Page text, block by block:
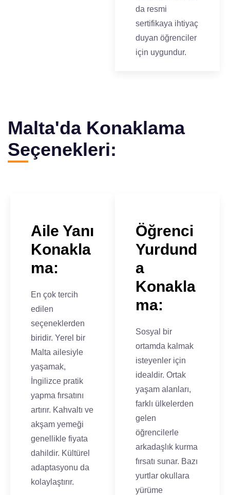
da resmi
sertifikaya ihtiyaç
duyan öğrenciler
için uygundur.
Malta'da Konaklama
Seçenekleri:
Aile Yanı
Konakla
ma:
En çok tercih
edilen
seçeneklerden
biridir. Yerel bir
Malta ailesiyle
yaşamak,
İngilizce pratik
yapma fırsatını
artırır. Kahvaltı ve
akşam yemeği
genellikle fiyata
dahildir. Kültürel
adaptasyonu da
kolaylaştırır.
Öğrenci
Yurdund
a
Konakla
ma:
Sosyal bir
ortamda kalmak
isteyenler için
idealdir. Ortak
yaşam alanları,
farklı ülkelerden
gelen
öğrencilerle
arkadaşlık kurma
fırsatı sunar. Bazı
yurtlar okullara
yürüme